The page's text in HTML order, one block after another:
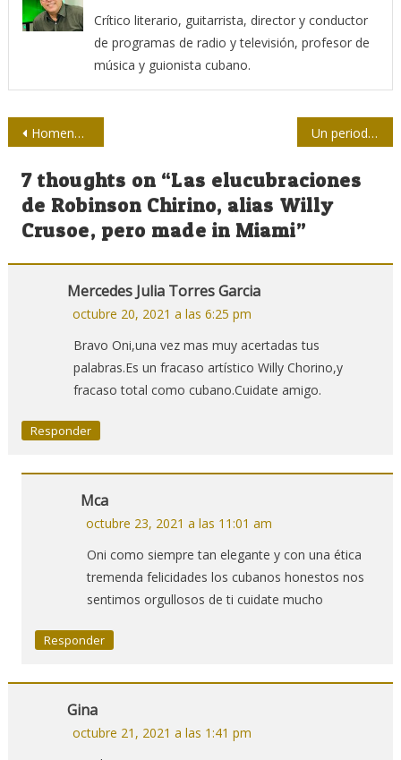
Crítico literario, guitarrista, director y conductor
de programas de radio y televisión, profesor de
música y guionista cubano.
Navegación
de
entradas
Homenaje a Retamar Un periodismo científico con sello feminista
7 thoughts on “Las elucubraciones
de Robinson Chirino, alias Willy
Crusoe, pero made in Miami”
Mercedes Julia Torres Garcia
octubre 20, 2021 a las 6:25 pm
Bravo Oni,una vez mas muy acertadas tus
palabras.Es un fracaso artístico Willy Chorino,y
fracaso total como cubano.Cuidate amigo.
Responder
Mca
octubre 23, 2021 a las 11:01 am
Oni como siempre tan elegante y con una ética
tremenda felicidades los cubanos honestos nos
sentimos orgullosos de ti cuidate mucho
Responder
Gina
octubre 21, 2021 a las 1:41 pm